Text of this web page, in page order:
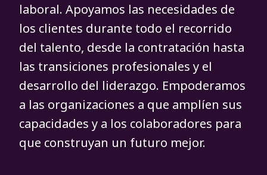
laboral. Apoyamos las necesidades de
los clientes durante todo el recorrido
del talento, desde la contratación hasta
las transiciones profesionales y el
desarrollo del liderazgo. Empoderamos
a las organizaciones a que amplíen sus
capacidades y a los colaboradores para
que construyan un futuro mejor.